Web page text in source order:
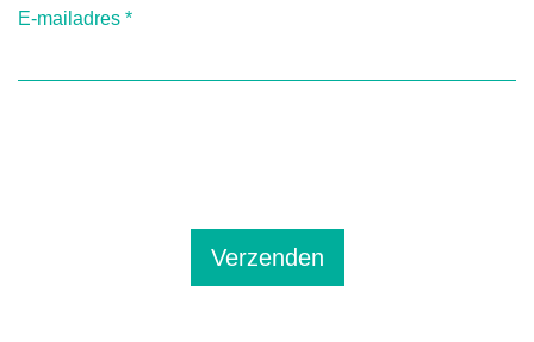
E-mailadres *
Verzenden